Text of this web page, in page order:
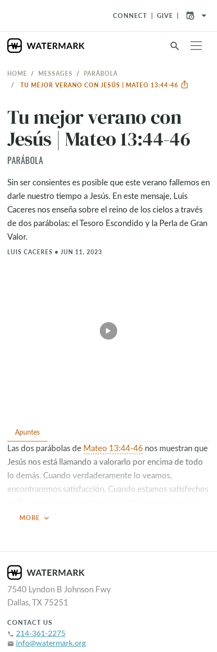
CONNECT GIVE arrow_drop_down
search
HOME MESSAGES
PARÁBOLA
TU MEJOR VERANO CON JESÚS | MATEO 13:44-46
Tu mejor verano con
Jesús | Mateo 13:44-46
PARÁBOLA
Sin ser consientes es posible que este verano fallemos en
darle nuestro tiempo a Jesús. En este mensaje, Luis
Caceres nos enseña sobre el reino de los cielos a través
de dos parábolas: el Tesoro Escondido y la Perla de Gran
Valor.
LUIS CACERES • JUN 11, 2023
Apuntes
Las dos parábolas de Mateo 13:44-46 nos muestran que
Jesús nos está llamando a valorarlo por encima de todo
lo demás. Cuando verdaderamente lo veamos,
encontraremos satisfacción. Cuando estamos satisfechos
impida conocerlo más. ¿Cómo llegamos a un lugar donde
Paso 1: Vista
En ambas parábolas, los hombres ven el premio con
tanta claridad que dan todo lo que tienen para
obtenerlo.
La ceguera espiritual es ver a Jesús sin ver a Jesús. Es
encontrar un tesoro y no saber que es un tesoro.
La vista espiritual es un milagro. Tiene que haber un
MORE expand_more
7540 Lyndon B Johnson Fwy
Dallas, TX 75251
CONTACT US
phone 214-361-2275
email info@watermark.org